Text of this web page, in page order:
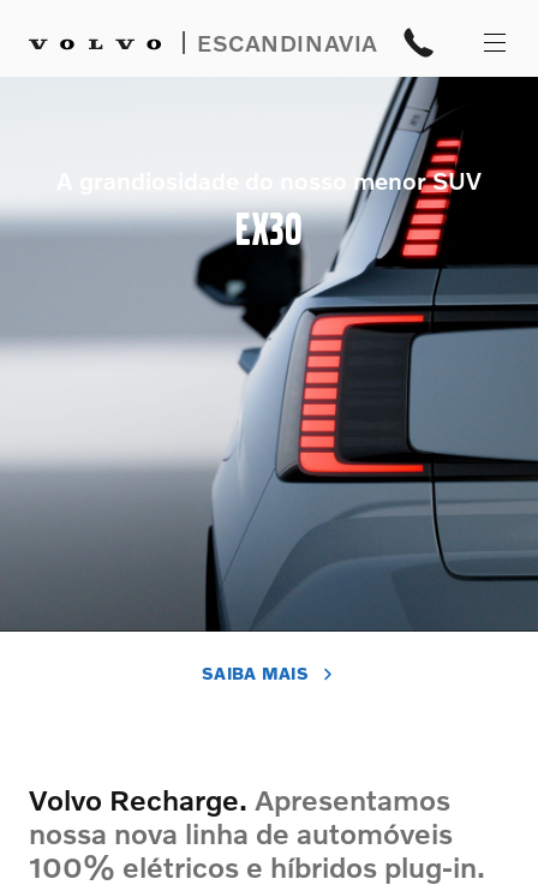
ESCANDINAVIA
A grandiosidade do nosso menor SUV
EX30
SAIBA MAIS
Volvo Recharge. Apresentamos
nossa nova linha de automóveis
100% elétricos e híbridos plug-in.